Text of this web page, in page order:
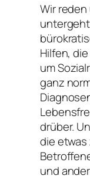
Wir
Hilfen,
um
ganz
drüber.
die
und